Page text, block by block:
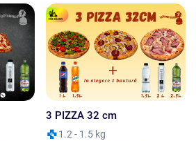
3 PIZZA 32 cm
1.2 - 1.5 kg